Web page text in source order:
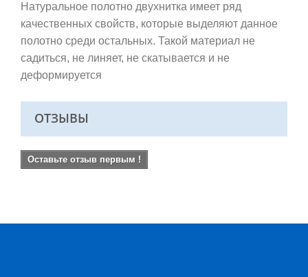
Натуральное полотно двухнитка имеет ряд
качественных свойств, которые выделяют данное
полотно среди остальных. Такой материал не
садиться, не линяет, не скатывается и не
деформируется
ОТЗЫВЫ
Оставьте отзыв первым !